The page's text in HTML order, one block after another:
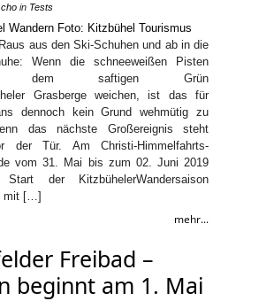
cho in Tests
aus den Ski-Schuhen und ab in die
Wenn die schneeweißen Pisten
dem saftigen Grün
Grasberge weichen, ist das für
dennoch kein Grund wehmütig zu
das nächste Großereignis steht
der Tür. Am Christi-Himmelfahrts-
vom 31. Mai bis zum 02. Juni 2019
der KitzbühelerWandersaison
mit […]
mehr...
Freibad –
beginnt am 1. Mai